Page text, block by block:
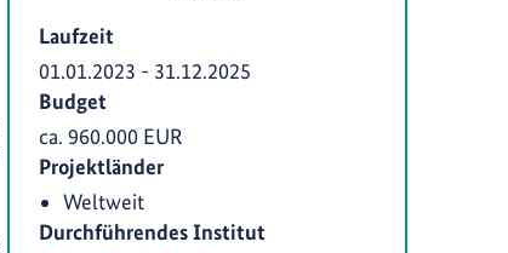
Laufzeit
01.01.2023 - 31.12.2025
Budget
ca. 960.000 EUR
Projektländer
Weltweit
Durchführendes Institut